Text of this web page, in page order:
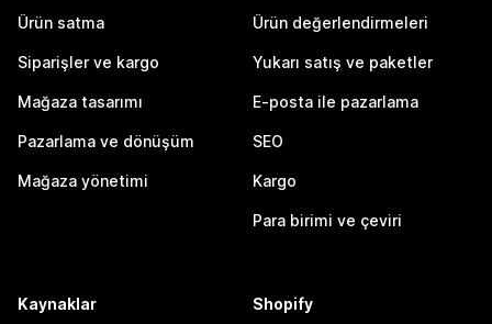
Ürün satma
Siparişler ve kargo
Mağaza tasarımı
Pazarlama ve dönüşüm
Mağaza yönetimi
Ürün değerlendirmeleri
Yukarı satış ve paketler
E-posta ile pazarlama
SEO
Kargo
Para birimi ve çeviri
Kaynaklar Shopify